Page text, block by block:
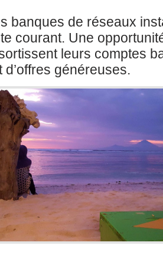
banques de réseaux
courant. Une
leurs comptes
d’offres généreuses.